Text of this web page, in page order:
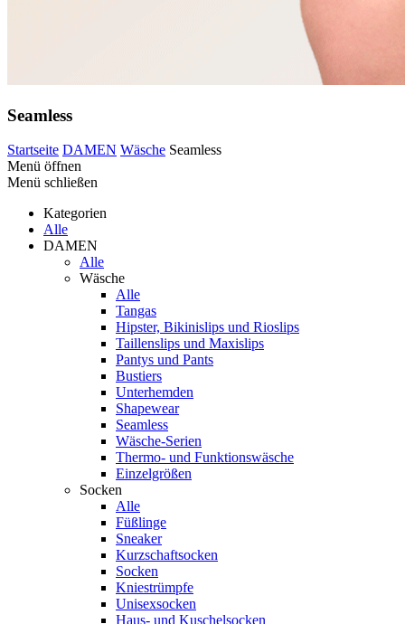
Seamless
Startseite DAMEN Wäsche Seamless
Menü öffnen
Menü schließen
Kategorien
Alle
DAMEN
Alle
Wäsche
Alle
Tangas
Hipster, Bikinislips und Rioslips
Taillenslips und Maxislips
Pantys und Pants
Bustiers
Unterhemden
Shapewear
Seamless
Wäsche-Serien
Thermo- und Funktionswäsche
Einzelgrößen
Socken
Alle
Füßlinge
Sneaker
Kurzschaftsocken
Socken
Kniestrümpfe
Unisexsocken
Haus- und Kuschelsocken